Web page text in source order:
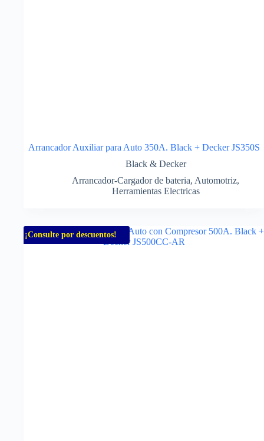
Arrancador Auxiliar para Auto 350A. Black + Decker JS350S
Black & Decker
Arrancador-Cargador de bateria, Automotriz,
Herramientas Electricas
¡Consulte por descuentos!